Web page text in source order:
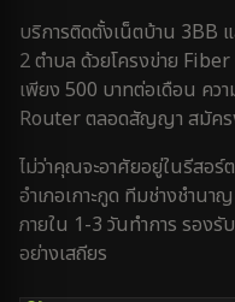
บริการติดตั้งเน็ตบ้าน 3BB
2 ตำบล ด้วยโครงข่าย
เพียง 500 บาทต่อเดือน คว
Router ตลอดสัญญา สมัคร
ไม่ว่าคุณจะอาศัยอยู่ในรีสอร์
อำเภอเกาะกูด ทีมช่างชำนา
ภายใน 1-3 วันทำการ รองรั
อย่างเสถียร